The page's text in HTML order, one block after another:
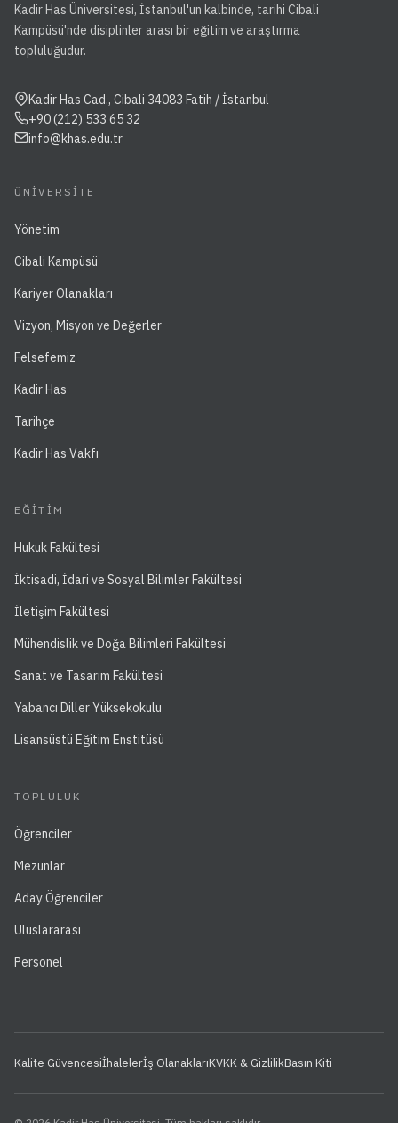
Kadir Has Üniversitesi, İstanbul'un kalbinde, tarihi Cibali
Kampüsü'nde disiplinler arası bir eğitim ve araştırma
topluluğudur.
Kadir Has Cad., Cibali 34083 Fatih / İstanbul
+90 (212) 533 65 32
info@khas.edu.tr
ÜNIVERSITE
Yönetim
Cibali Kampüsü
Kariyer Olanakları
Vizyon, Misyon ve Değerler
Felsefemiz
Kadir Has
Tarihçe
Kadir Has Vakfı
EĞITIM
Hukuk Fakültesi
İktisadi, İdari ve Sosyal Bilimler Fakültesi
İletişim Fakültesi
Mühendislik ve Doğa Bilimleri Fakültesi
Sanat ve Tasarım Fakültesi
Yabancı Diller Yüksekokulu
Lisansüstü Eğitim Enstitüsü
TOPLULUK
Öğrenciler
Mezunlar
Aday Öğrenciler
Uluslararası
Personel
Kalite Güvencesiİhalelerİş OlanaklarıKVKK & GizlilikBasın Kiti